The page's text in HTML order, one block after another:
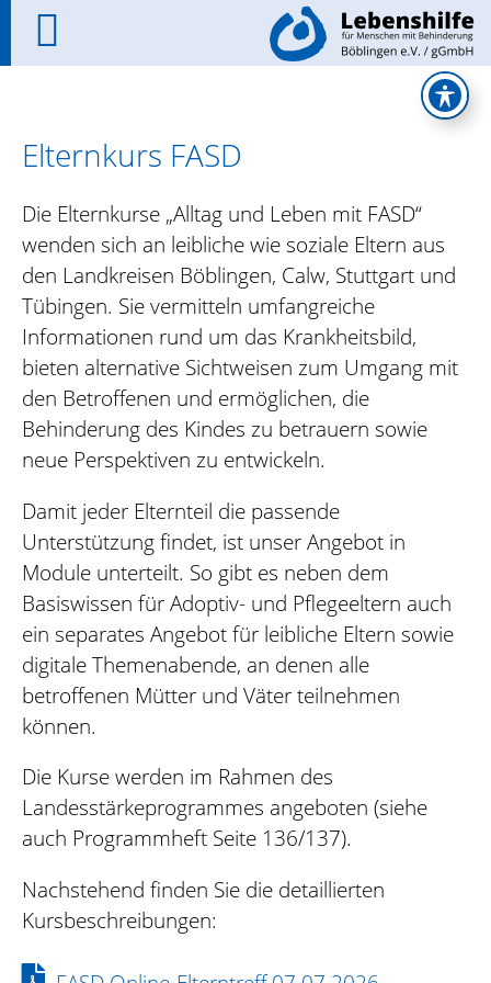
Elternkurs FASD
Die Elternkurse „Alltag und Leben mit FASD“
wenden sich an leibliche wie soziale Eltern aus
den Landkreisen Böblingen, Calw, Stuttgart und
Tübingen. Sie vermitteln umfangreiche
Informationen rund um das Krankheitsbild,
bieten alternative Sichtweisen zum Umgang mit
den Betroffenen und ermöglichen, die
Behinderung des Kindes zu betrauern sowie
neue Perspektiven zu entwickeln.
Damit jeder Elternteil die passende
Unterstützung findet, ist unser Angebot in
Module unterteilt. So gibt es neben dem
Basiswissen für Adoptiv- und Pflegeeltern auch
ein separates Angebot für leibliche Eltern sowie
digitale Themenabende, an denen alle
betroffenen Mütter und Väter teilnehmen
können.
Die Kurse werden im Rahmen des
Landesstärkeprogrammes angeboten (siehe
auch Programmheft Seite 136/137).
Nachstehend finden Sie die detaillierten
Kursbeschreibungen: